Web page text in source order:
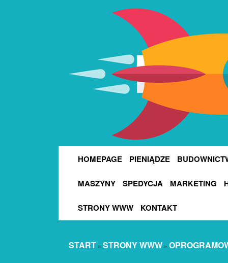
HOMEPAGE PIENIĄDZE
MASZYNY SPEDYCJA MARKETING
STRONY WWW KONTAKT
START » STRONY WWW »